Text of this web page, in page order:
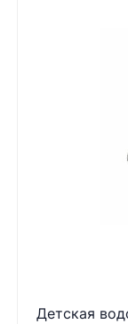
Детская